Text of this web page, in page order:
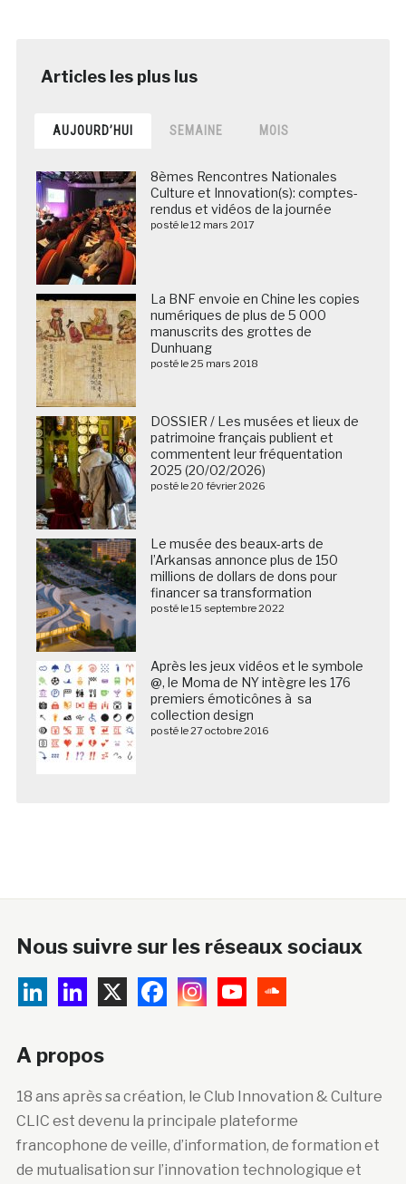
AUJOURD’HUI SEMAINE MOIS
8èmes Rencontres Nationales
Culture et Innovation(s): comptes-
rendus et vidéos de la journée
posté le 12 mars 2017
La BNF envoie en Chine les copies
numériques de plus de 5 000
manuscrits des grottes de
Dunhuang
posté le 25 mars 2018
DOSSIER / Les musées et lieux de
patrimoine français publient et
commentent leur fréquentation
2025 (20/02/2026)
posté le 20 février 2026
Le musée des beaux-arts de
l’Arkansas annonce plus de 150
millions de dollars de dons pour
financer sa transformation
posté le 15 septembre 2022
Après les jeux vidéos et le symbole
@, le Moma de NY intègre les 176
premiers émoticônes à sa
collection design
posté le 27 octobre 2016
Nous suivre sur les réseaux sociaux
A propos
18 ans après sa création, le Club Innovation & Culture
CLIC est devenu la principale plateforme
francophone de veille, d’information, de formation et
de mutualisation sur l’innovation technologique et